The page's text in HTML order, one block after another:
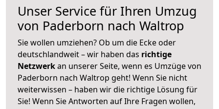
Unser Service für Ihren Umzug
von Paderborn nach Waltrop
Sie wollen umziehen? Ob um die Ecke oder
deutschlandweit – wir haben das richtige
Netzwerkan unserer Seite, wenn es Umzüge von
Paderborn nach Waltrop geht! Wenn Sie nicht
weiterwissen – haben wir die richtige Lösung für
Sie! Wenn Sie Antworten auf Ihre Fragen wollen,